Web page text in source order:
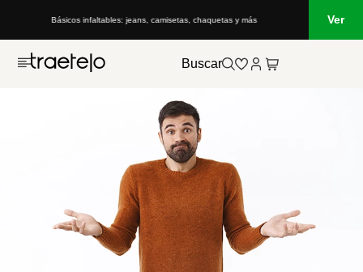
Básicos infaltables: jeans, camisetas, chaquetas y más Ver
Buscar